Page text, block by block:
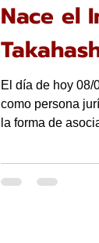
Nace el
El día de hoy 08/
como persona
la forma de